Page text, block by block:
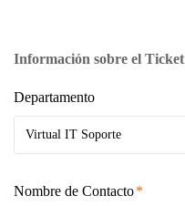
Información sobre el Ticket
Departamento
Virtual IT Soporte
Nombre de Contacto